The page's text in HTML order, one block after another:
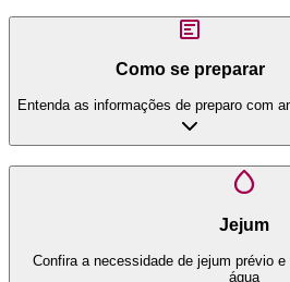
Como se preparar
Entenda as informações de preparo com
Jejum
Confira a necessidade de jejum prévio
água